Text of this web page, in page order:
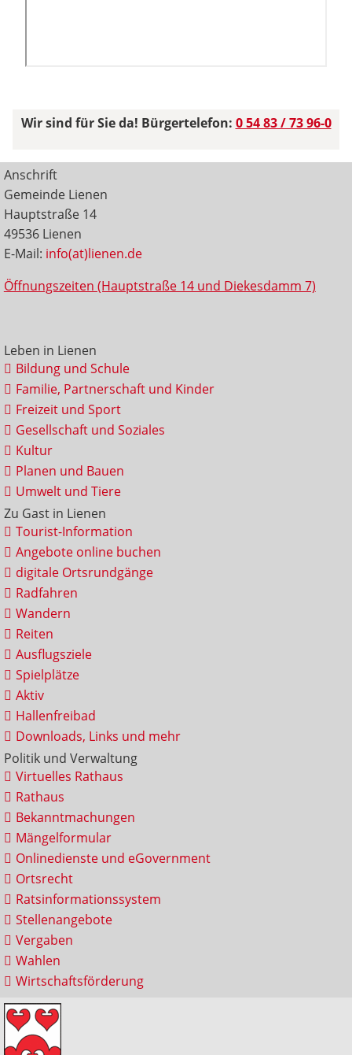
Wir sind für Sie da! Bürgertelefon: 0 54 83 / 73 96-0
Anschrift
Gemeinde Lienen
Hauptstraße 14
49536 Lienen
E-Mail: info(at)lienen.de
Öffnungszeiten (Hauptstraße 14 und Diekesdamm 7)
Leben in Lienen
Bildung und Schule
Familie, Partnerschaft und Kinder
Freizeit und Sport
Gesellschaft und Soziales
Kultur
Planen und Bauen
Umwelt und Tiere
Zu Gast in Lienen
Tourist-Information
Angebote online buchen
digitale Ortsrundgänge
Radfahren
Wandern
Reiten
Ausflugsziele
Spielplätze
Aktiv
Hallenfreibad
Downloads, Links und mehr
Politik und Verwaltung
Virtuelles Rathaus
Rathaus
Bekanntmachungen
Mängelformular
Onlinedienste und eGovernment
Ortsrecht
Ratsinformationssystem
Stellenangebote
Vergaben
Wahlen
Wirtschaftsförderung